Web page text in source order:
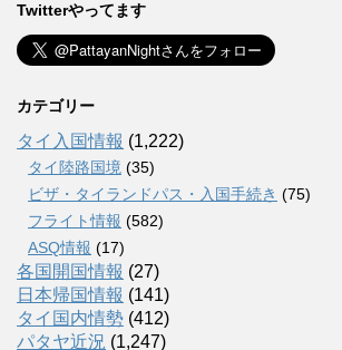
Twitterやってます
カテゴリー
タイ入国情報 (1,222)
タイ陸路国境 (35)
ビザ・タイランドパス・入国手続き (75)
フライト情報 (582)
ASQ情報 (17)
各国開国情報 (27)
日本帰国情報 (141)
タイ国内情勢 (412)
パタヤ近況 (1,247)